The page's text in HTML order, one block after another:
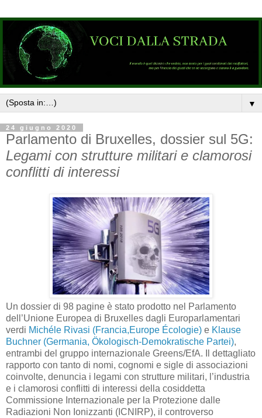
▼
24 giugno 2020
Parlamento di Bruxelles, dossier sul 5G:
Legami con strutture militari e clamorosi
conflitti di interessi
Un dossier di 98 pagine è stato prodotto nel Parlamento
dell’Unione Europea di Bruxelles dagli Europarlamentari
verdi Michéle Rivasi (Francia,Europe Écologie) e Klause
Buchner (Germania, Ökologisch-Demokratische Partei),
entrambi del gruppo internazionale Greens/EfA. Il dettagliato
rapporto con tanto di nomi, cognomi e sigle di associazioni
coinvolte, denuncia i legami con strutture militari, l’industria
e i clamorosi conflitti di interessi della cosiddetta
Commissione Internazionale per la Protezione dalle
Radiazioni Non Ionizzanti (ICNIRP), il controverso